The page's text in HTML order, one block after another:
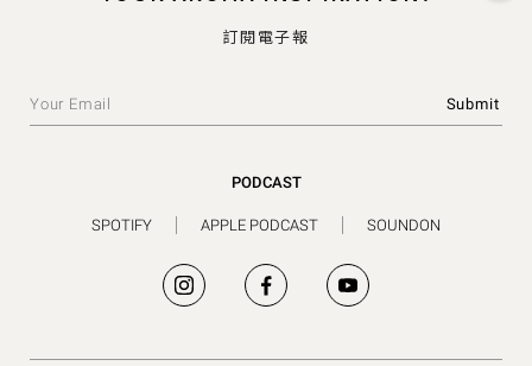
訂閱電子報
PODCAST
SPOTIFY SOUNDON
APPLE PODCAST